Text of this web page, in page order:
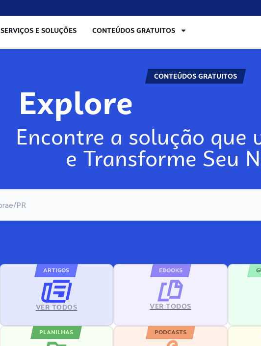
SERVIÇOS E SOLUÇÕES CONTEÚDOS GRATUITOS
CONTEÚDOS GRATUITOS
Explore
Encontre a solução que
e Transforme Seu
ARTIGOS
VER TODOS
EBOOKS
VER TODOS
PLANILHAS PODCASTS